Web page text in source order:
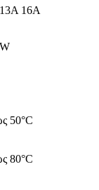
16Α
50°C
80°C